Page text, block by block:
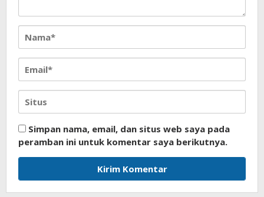
Simpan nama, email, dan situs web saya pada
peramban ini untuk komentar saya berikutnya.